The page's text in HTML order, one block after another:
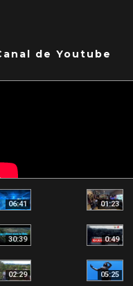
de Youtube
06:41 01:23
30:39 0:49
02:29 05:25